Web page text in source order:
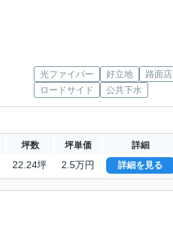
光ファイバー 好立地
路面店
ロードサイド
公共下水
坪数 坪単価 詳細
22.24坪 2.5万円 詳細を見る